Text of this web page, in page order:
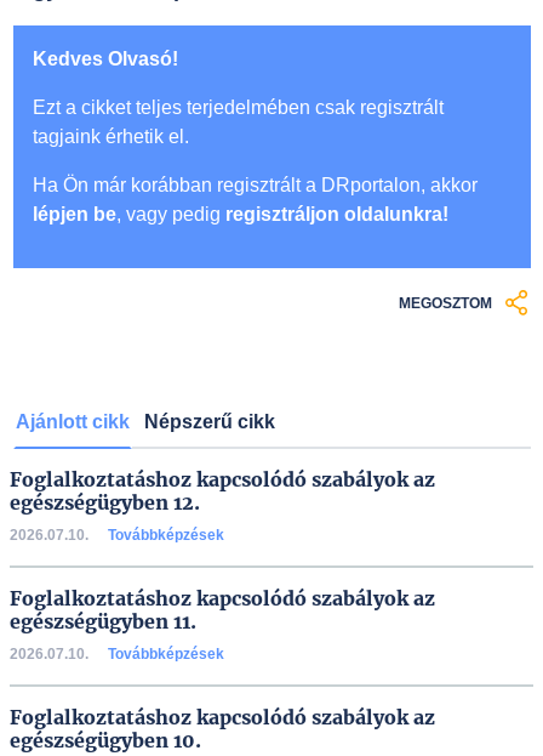
Kedves Olvasó!
Ezt a cikket teljes terjedelmében csak regisztrált
tagjaink érhetik el.
Ha Ön már korábban regisztrált a DRportalon, akkor
lépjen be, vagy pedig regisztráljon oldalunkra!
MEGOSZTOM
Ajánlott cikk Népszerű cikk
Foglalkoztatáshoz kapcsolódó szabályok az
egészségügyben 12.
2026.07.10. Továbbképzések
Foglalkoztatáshoz kapcsolódó szabályok az
egészségügyben 11.
2026.07.10. Továbbképzések
Foglalkoztatáshoz kapcsolódó szabályok az
egészségügyben 10.